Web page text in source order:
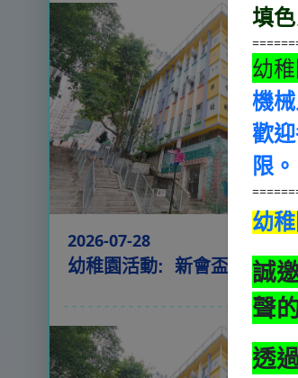
2026-07-28
幼稚園活動: 新會盃
- - - - - - - - - - - - - - - - - - - - - - - - -- - - -
填
幼
機
歡
限。
幼
誠
聲
透